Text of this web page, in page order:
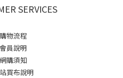
SERVICES
購物流程
會員說明
網購須知
買布說明